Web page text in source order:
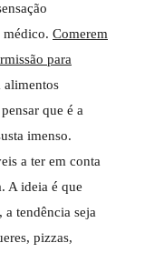
médico. Comerem
para
alimentos
que é a
imenso.
a ter em conta
A ideia é que
a tendência seja
pizzas,